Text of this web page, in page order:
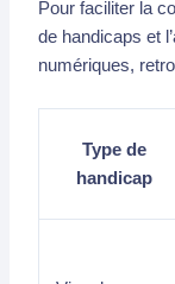
Pour faciliter la
de handicaps et
numériques,
Type de
handicap